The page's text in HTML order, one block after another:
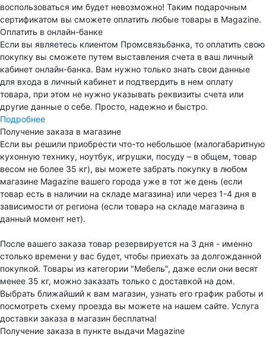
воспользоваться им будет невозможно! Таким подарочным
сертификатом вы сможете оплатить любые товары в Magazine.
Оплатить в онлайн-банке
Если вы являетесь клиентом Промсвязьбанка, то оплатить свою
покупку вы сможете путем выставления счета в ваш личный
кабинет онлайн-банка. Вам нужно только знать свои данные
для входа в личный кабинет и подтвердить в нем оплату
товара, при этом не нужно указывать реквизиты счета или
другие данные о себе. Просто, надежно и быстро.
Подробнее
Получение заказа в магазине
Если вы решили приобрести что-то небольшое (малогабаритную
кухонную технику, ноутбук, игрушки, посуду – в общем, товар
весом не более 35 кг), вы можете забрать покупку в любом
магазине Magazine вашего города уже в тот же день (если
товар есть в наличии на складе магазина) или через 1-4 дня в
зависимости от региона (если товара на складе магазина в
данный момент нет).
После вашего заказа товар резервируется на 3 дня - именно
столько времени у вас будет, чтобы приехать за долгожданной
покупкой. Товары из категории "Мебель", даже если они весят
менее 35 кг, можно заказать только с доставкой на дом.
Выбрать ближайший к вам магазин, узнать его график работы и
посмотреть схему проезда вы можете на нашем сайте. Услуга
доставки заказа в магазин бесплатна!
Получение заказа в пункте выдачи Magazine